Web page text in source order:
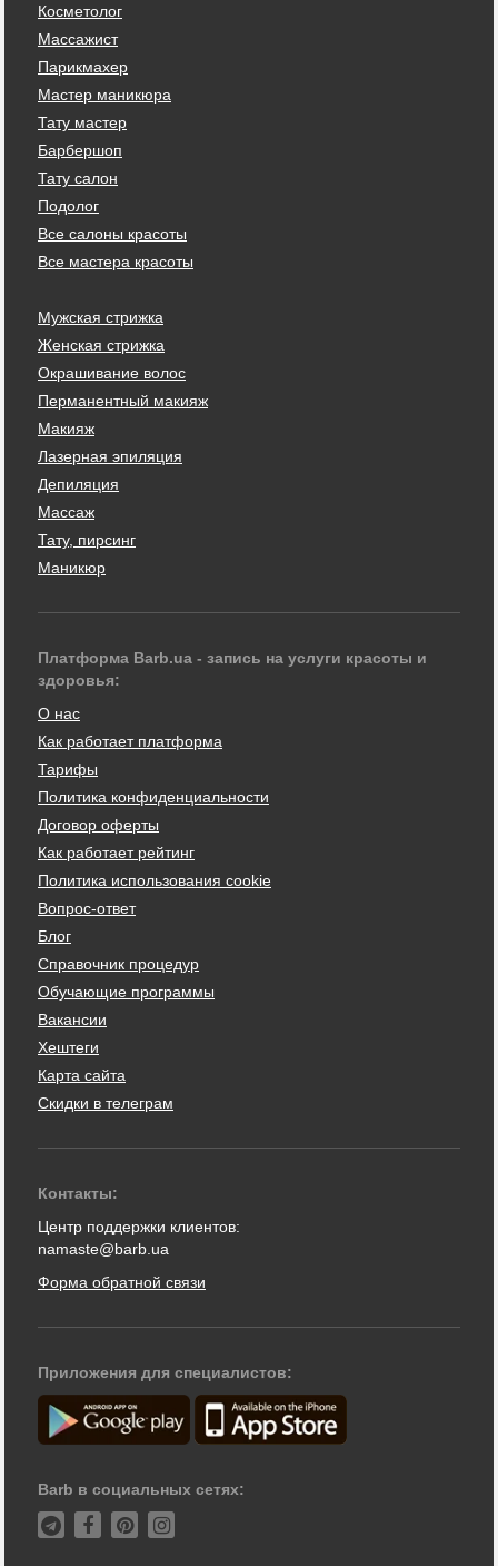
Косметолог
Массажист
Парикмахер
Мастер маникюра
Тату мастер
Барбершоп
Тату салон
Подолог
Все салоны красоты
Все мастера красоты
Мужская стрижка
Женская стрижка
Окрашивание волос
Перманентный макияж
Макияж
Лазерная эпиляция
Депиляция
Массаж
Тату, пирсинг
Маникюр
Платформа Barb.ua - запись на услуги красоты и
здоровья:
О нас
Как работает платформа
Тарифы
Политика конфиденциальности
Договор оферты
Как работает рейтинг
Политика использования cookie
Вопрос-ответ
Блог
Справочник процедур
Обучающие программы
Вакансии
Хештеги
Карта сайта
Скидки в телеграм
Контакты:
Центр поддержки клиентов:
namaste@barb.ua
Форма обратной связи
Приложения для специалистов:
Barb в социальных сетях: